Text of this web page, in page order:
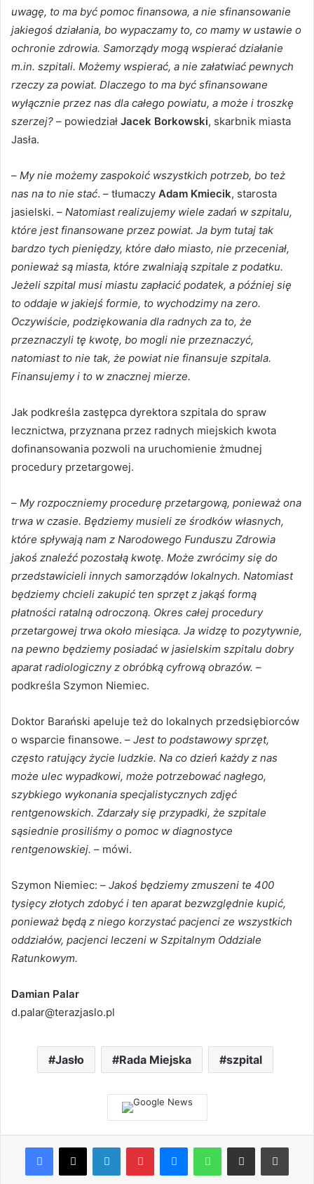
uwagę, to ma być pomoc finansowa, a nie sfinansowanie
jakiegoś działania, bo wypaczamy to, co mamy w ustawie o
ochronie zdrowia. Samorządy mogą wspierać działanie
m.in. szpitali. Możemy wspierać, a nie załatwiać pewnych
rzeczy za powiat. Dlaczego to ma być sfinansowane
wyłącznie przez nas dla całego powiatu, a może i troszkę
szerzej? – powiedział Jacek Borkowski, skarbnik miasta
Jasła.
– My nie możemy zaspokoić wszystkich potrzeb, bo też
nas na to nie stać. – tłumaczy Adam Kmiecik, starosta
jasielski. – Natomiast realizujemy wiele zadań w szpitalu,
które jest finansowane przez powiat. Ja bym tutaj tak
bardzo tych pieniędzy, które dało miasto, nie przeceniał,
ponieważ są miasta, które zwalniają szpitale z podatku.
Jeżeli szpital musi miastu zapłacić podatek, a później się
to oddaje w jakiejś formie, to wychodzimy na zero.
Oczywiście, podziękowania dla radnych za to, że
przeznaczyli tę kwotę, bo mogli nie przeznaczyć,
natomiast to nie tak, że powiat nie finansuje szpitala.
Finansujemy i to w znacznej mierze.
Jak podkreśla zastępca dyrektora szpitala do spraw
lecznictwa, przyznana przez radnych miejskich kwota
dofinansowania pozwoli na uruchomienie żmudnej
procedury przetargowej.
– My rozpoczniemy procedurę przetargową, ponieważ ona
trwa w czasie. Będziemy musieli ze środków własnych,
które spływają nam z Narodowego Funduszu Zdrowia
jakoś znaleźć pozostałą kwotę. Może zwrócimy się do
przedstawicieli innych samorządów lokalnych. Natomiast
będziemy chcieli zakupić ten sprzęt z jakąś formą
płatności ratalną odroczoną. Okres całej procedury
przetargowej trwa około miesiąca. Ja widzę to pozytywnie,
na pewno będziemy posiadać w jasielskim szpitalu dobry
aparat radiologiczny z obróbką cyfrową obrazów. –
podkreśla Szymon Niemiec.
Doktor Barański apeluje też do lokalnych przedsiębiorców
o wsparcie finansowe. – Jest to podstawowy sprzęt,
często ratujący życie ludzkie. Na co dzień każdy z nas
może ulec wypadkowi, może potrzebować nagłego,
szybkiego wykonania specjalistycznych zdjęć
rentgenowskich. Zdarzały się przypadki, że szpitale
sąsiednie prosiliśmy o pomoc w diagnostyce
rentgenowskiej. – mówi.
Szymon Niemiec: – Jakoś będziemy zmuszeni te 400
tysięcy złotych zdobyć i ten aparat bezwzględnie kupić,
ponieważ będą z niego korzystać pacjenci ze wszystkich
oddziałów, pacjenci leczeni w Szpitalnym Oddziale
Ratunkowym.
Damian Palar
d.palar@terazjaslo.pl
Jasło Rada Miejska szpital
Facebook
X LinkedInPinterestMessengerWhatsAppShare via Email Print